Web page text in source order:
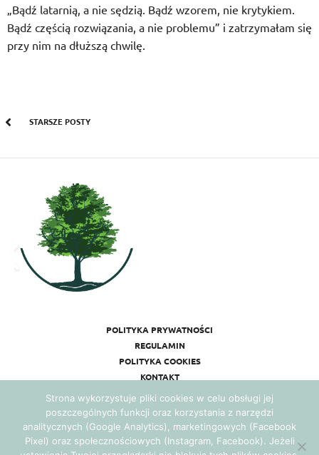
„Bądź latarnią, a nie sędzią. Bądź wzorem, nie krytykiem.
Bądź częścią rozwiązania, a nie problemu” i zatrzymałam się
przy nim na dłuższą chwilę.
STARSZE POSTY
POLITYKA PRYWATNOŚCI
REGULAMIN
POLITYKA COOKIES
KONTAKT
Strona wykorzystuje pliki cookies w celu obsługi jej
poszczególnych funkcji oraz korzystania z narzędzi
analitycznych (Google Analytics), marketingowych (Facebook
Pixel) oraz społecznościowych (Instagram, Facebook). Jeżeli